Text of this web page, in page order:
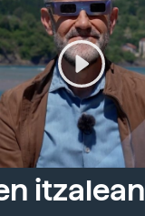
itzalean